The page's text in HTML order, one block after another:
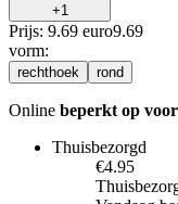
+1
Prijs: 9.69 euro9.69
vorm:
rechthoek rond
Online beperkt op
Thuisbezorgd
€4.95